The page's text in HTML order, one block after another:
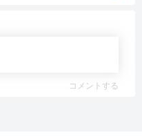
コメントする